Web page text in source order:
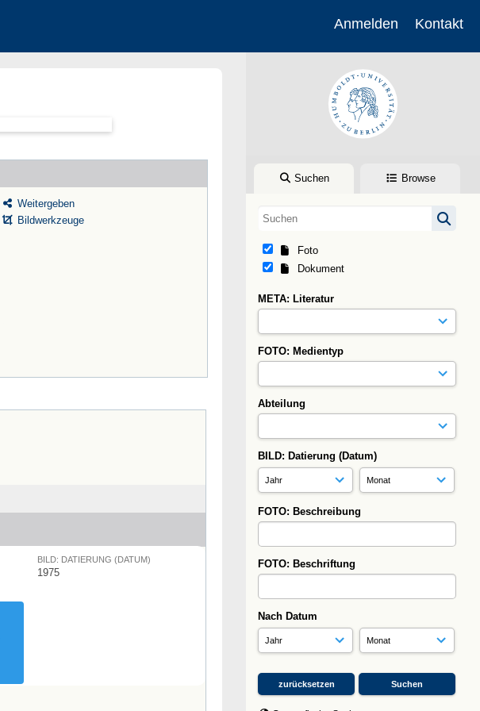
Anmelden Kontakt
Suchen Browse
Foto
Dokument
META: Literatur
FOTO: Medientyp
Abteilung
BILD: Datierung (Datum)
FOTO: Beschreibung
FOTO: Beschriftung
Nach Datum
Weitergeben
Bildwerkzeuge
BILD: DATIERUNG (DATUM)
1975